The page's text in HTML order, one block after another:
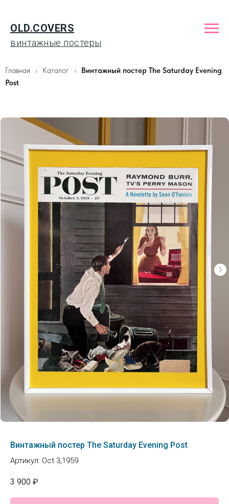
OLD.COVERS
винтажные постеры
Главная Каталог
Винтажный постер The Saturday Evening
Post
Винтажный постер The Saturday Evening Post
Артикул: Oct 3,1959
3 900 ₽